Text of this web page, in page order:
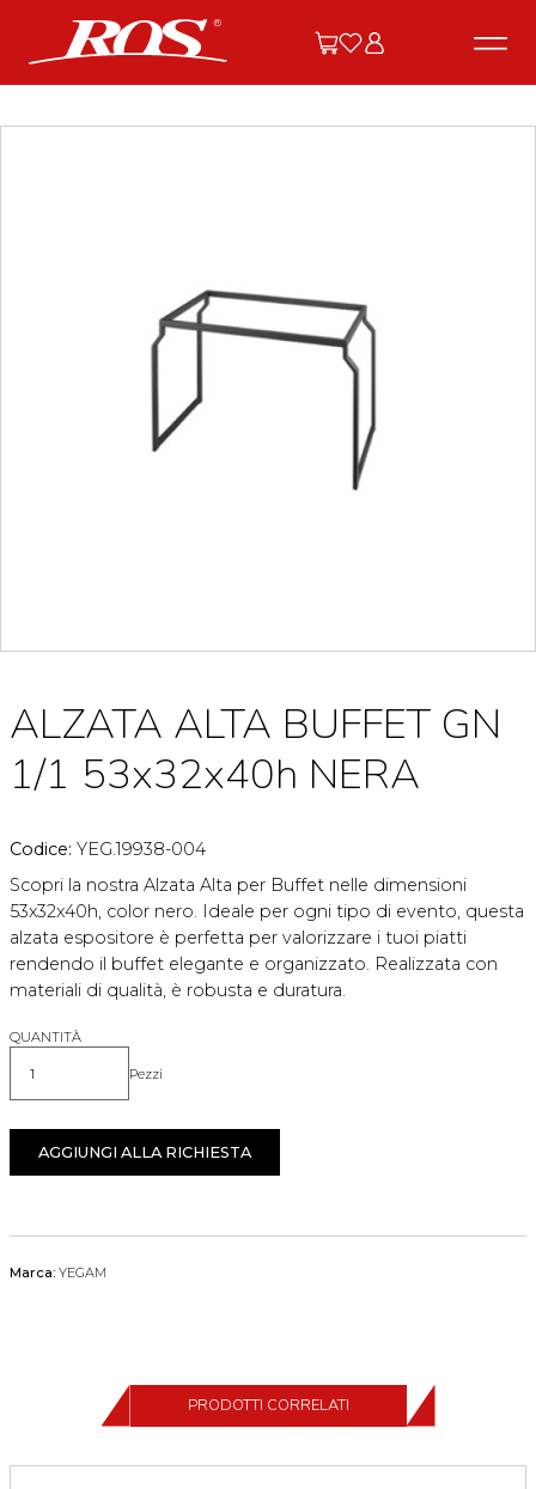
ALZATA ALTA BUFFET GN
1/1 53x32x40h NERA
Codice: YEG.19938-004
Scopri la nostra Alzata Alta per Buffet nelle dimensioni
53x32x40h, color nero. Ideale per ogni tipo di evento, questa
alzata espositore è perfetta per valorizzare i tuoi piatti
rendendo il buffet elegante e organizzato. Realizzata con
materiali di qualità, è robusta e duratura.
QUANTITÀ
Quantità Pezzi
AGGIUNGI ALLA RICHIESTA
Marca: YEGAM
PRODOTTI CORRELATI